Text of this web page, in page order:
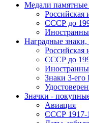
Медали памятные
Российская
СССР до
Наградные знаки,
Российская
СССР до
Знаки 3-его
Значки -
Авиация
СССР 1917-